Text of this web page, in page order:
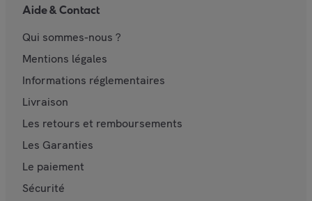
Aide & Contact
Qui sommes-nous ?
Mentions légales
Informations réglementaires
Livraison
Les retours et remboursements
Les Garanties
Le paiement
Sécurité